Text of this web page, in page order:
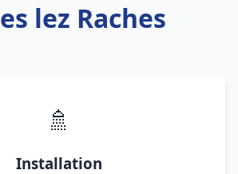
lez Raches
🚿
Installation